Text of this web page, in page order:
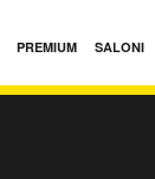
PREMIUM SALONI